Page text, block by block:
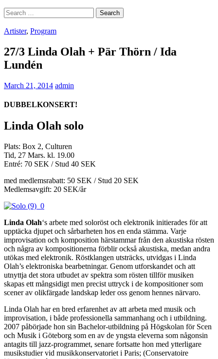
Search
for:
Artister, Program
27/3 Linda Olah + Pär Thörn / Ida
Lundén
March 21, 2014 admin
DUBBELKONSERT!
Linda Olah solo
Plats: Box 2, Culturen
Tid, 27 Mars. kl. 19.00
Entré: 70 SEK / Stud 40 SEK
med medlemsrabatt: 50 SEK / Stud 20 SEK
Medlemsavgift: 20 SEK/år
Linda Olah‘s arbete med soloröst och elektronik initierades för att
upptäcka djupet och sårbarheten hos en enda stämma. Varje
improvisation och komposition härstammar från den akustiska rösten
och några av kompositionerna förblir också akustiska, medan andra
utökas med elektronik. Röstklangen utsträcks, utvidgas i Linda
Olah’s elektroniska bearbetningar. Genom utforskandet och att
utnyttja det stora utbudet av spektra som rösten tillför musiken
skapas ett mångsidigt men precist uttryck i de kompositioner som
scener av olikfärgade landskap leder oss genom hennes närvaro.
Linda Olah har en bred erfarenhet av att arbeta med musik och
improvisation, i både professionella sammanhang och i utbildning.
2007 påbörjade hon sin Bachelor-utbildning på Högskolan för Scen
och Musik i Göteborg som en av de yngsta eleverna som någonsin
antagits till jazz-programmet, senare fortsatte hon med ytterligare
musikstudier vid musikkonservatoriet i Paris; (Conservatoire